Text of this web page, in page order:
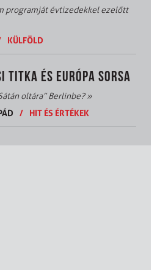
programját évtizedekkel ezelőtt
KÜLFÖLD
TITKA ÉS EURÓPA SORSA
oltára” Berlinbe?»
/ HIT ÉS ÉRTÉKEK